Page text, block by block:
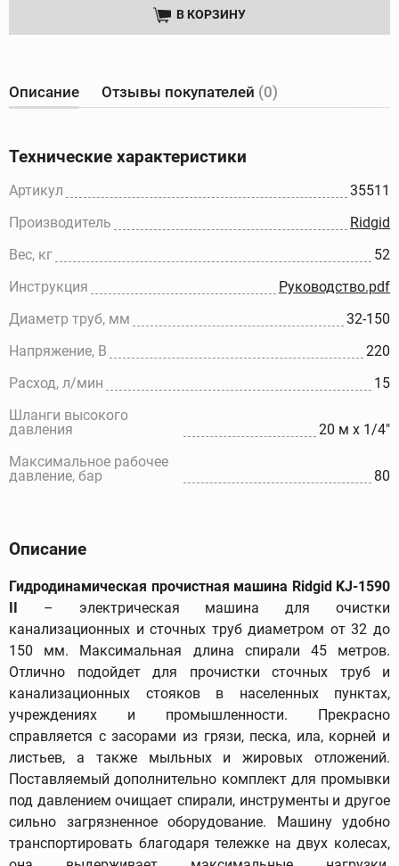
В КОРЗИНУ
Описание Отзывы покупателей (0)
Технические характеристики
Артикул
35511
Производитель
Ridgid
Вес, кг
52
Инструкция
Руководство.pdf
Диаметр труб, мм
32-150
Напряжение, В
220
Расход, л/мин
15
Шланги высокого
давления
20 м x 1/4"
Максимальное рабочее
давление, бар
80
Описание
Гидродинамическая прочистная машина Ridgid KJ-1590
– электрическая машина для очистки
канализационных и сточных труб диаметром от 32 до
150 мм. Максимальная длина спирали 45 метров.
Отлично подойдет для прочистки сточных труб и
канализационных стояков в населенных пунктах,
учреждениях и промышленности. Прекрасно
справляется с засорами из грязи, песка, ила, корней и
листьев, а также мыльных и жировых отложений.
Поставляемый дополнительно комплект для промывки
под давлением очищает спирали, инструменты и другое
сильно загрязненное оборудование. Машину удобно
транспортировать благодаря тележке на двух колесах,